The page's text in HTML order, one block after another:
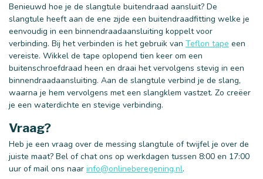
Benieuwd hoe je de slangtule buitendraad aansluit? De
slangtule heeft aan de ene zijde een buitendraadfitting welke je
eenvoudig in een binnendraadaansluiting koppelt voor
verbinding. Bij het verbinden is het gebruik van Teflon tape een
vereiste. Wikkel de tape oplopend tien keer om een
buitenschroefdraad heen en draai het vervolgens stevig in een
binnendraadaansluiting. Aan de slangtule verbind je de slang,
waarna je hem vervolgens met een slangklem vastzet. Zo creëer
je een waterdichte en stevige verbinding.
Vraag?
Heb je een vraag over de messing slangtule of twijfel je over de
juiste maat? Bel of chat ons op werkdagen tussen 8:00 en 17:00
uur of mail ons naar info@onlineberegening.nl.